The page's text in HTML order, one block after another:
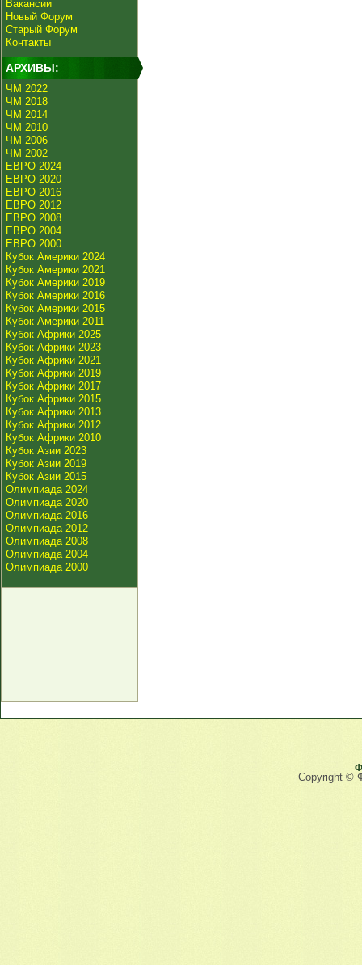
Вакансии
Новый Форум
Старый Форум
Контакты
АРХИВЫ:
ЧМ 2022
ЧМ 2018
ЧМ 2014
ЧМ 2010
ЧМ 2006
ЧМ 2002
ЕВРО 2024
ЕВРО 2020
ЕВРО 2016
ЕВРО 2012
ЕВРО 2008
ЕВРО 2004
ЕВРО 2000
Кубок Америки 2024
Кубок Америки 2021
Кубок Америки 2019
Кубок Америки 2016
Кубок Америки 2015
Кубок Америки 2011
Кубок Африки 2025
Кубок Африки 2023
Кубок Африки 2021
Кубок Африки 2019
Кубок Африки 2017
Кубок Африки 2015
Кубок Африки 2013
Кубок Африки 2012
Кубок Африки 2010
Кубок Азии 2023
Кубок Азии 2019
Кубок Азии 2015
Олимпиада 2024
Олимпиада 2020
Олимпиада 2016
Олимпиада 2012
Олимпиада 2008
Олимпиада 2004
Олимпиада 2000
Copyright ©